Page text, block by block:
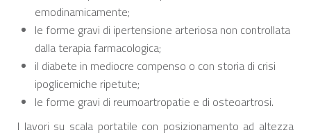
emodinamicamente;
le forme gravi di ipertensione arteriosa non controllata
dalla terapia farmacologica;
il diabete in mediocre compenso o con storia di crisi
ipoglicemiche ripetute;
le forme gravi di reumoartropatie e di osteoartrosi.
I lavori su scala portatile con posizionamento ad altezza